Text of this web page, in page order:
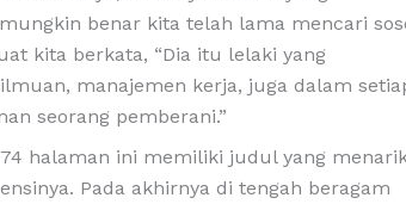
benar kita telah lama mencari
kita berkata, “Dia itu lelaki yang
manajemen kerja, juga dalam
seorang pemberani.”
halaman ini memiliki judul yang
Pada akhirnya di tengah beragam